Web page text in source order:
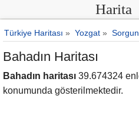
Harita
Türkiye Haritası » Yozgat » Sorgun
Bahadın Haritası
Bahadın haritası 39.674324
konumunda gösterilmektedir.